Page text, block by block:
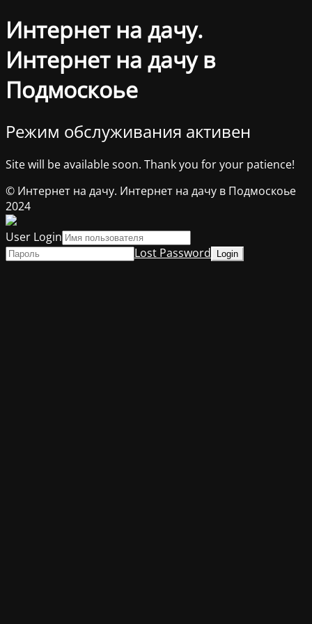
Интернет на дачу.
Интернет на дачу в
Подмоскоье
Режим обслуживания активен
Site will be available soon. Thank you for your patience!
© Интернет на дачу. Интернет на дачу в Подмоскоье
2024
User Login
Lost Password